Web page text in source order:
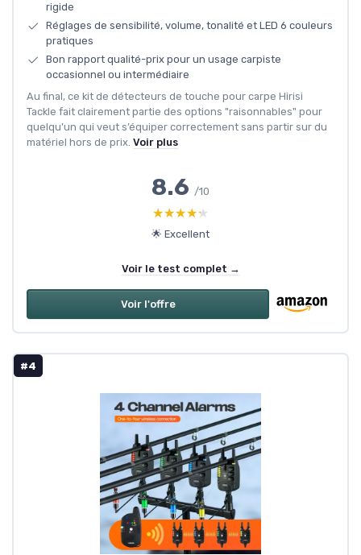
rigide
Réglages de sensibilité, volume, tonalité et LED 6 couleurs
pratiques
Bon rapport qualité-prix pour un usage carpiste
occasionnel ou intermédiaire
Au final, ce kit de détecteurs de touche pour carpe Hirisi
Tackle fait clairement partie des options "raisonnables" pour
quelqu’un qui veut s’équiper correctement sans partir sur du
matériel hors de prix. Voir plus
8.6 /10
★★★★★
★★★★★
🌟 Excellent
Voir le test complet →
Voir l'offre
#4